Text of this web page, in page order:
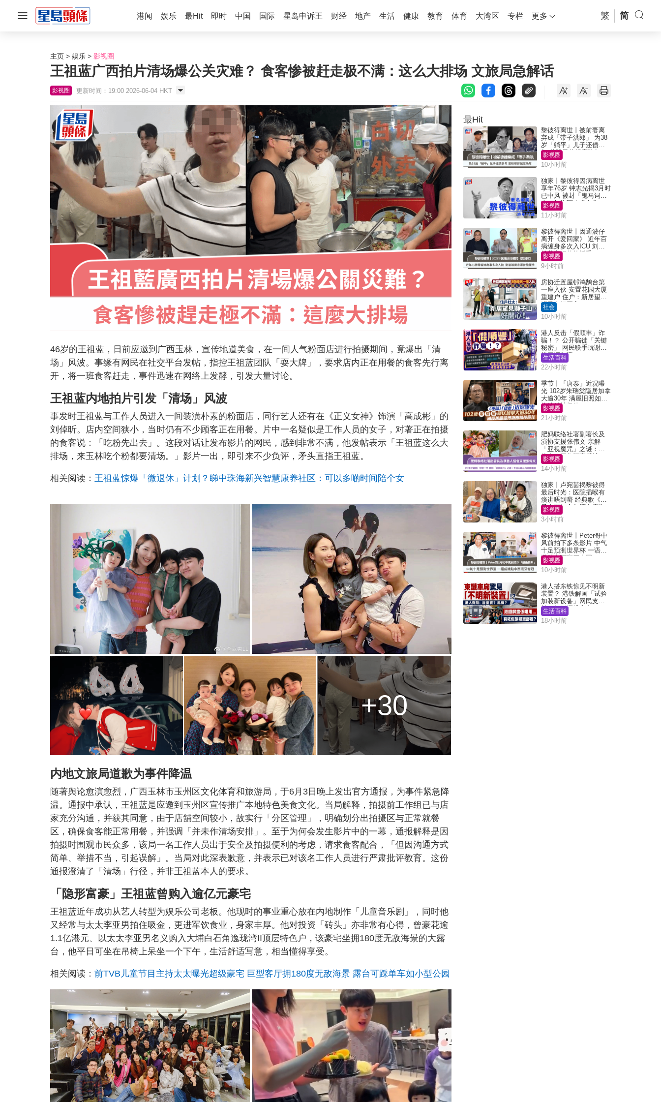
港闻 娱乐 最Hit 即时 中国 国际 星岛申诉王 财经 地产 生活 健康 教育 体育 大湾区 专栏 更多 繁 简
主页 娱乐 影视圈
王祖蓝广西拍片清场爆公关灾难？ 食客惨被赶走极不满：这么大排场 文旅局急解话
影视圈 更新时间：19:00 2026-06-04 HKT
46岁的王祖蓝，日前应邀到广西玉林，宣传地道美食，在一间人气粉面店进行拍摄期间，竟爆出「清
场」风波。事缘有网民在社交平台发帖，指控王祖蓝团队「耍大牌」，要求店内正在用餐的食客先行离
开，将一班食客赶走，事件迅速在网络上发酵，引发大量讨论。
王祖蓝内地拍片引发「清场」风波
事发时王祖蓝与工作人员进入一间装潢朴素的粉面店，同行艺人还有在《正义女神》饰演「高成彬」的
刘倬昕。店内空间狭小，当时仍有不少顾客正在用餐。片中一名疑似是工作人员的女子，对著正在拍摄
的食客说：「吃粉先出去」。这段对话让发布影片的网民，感到非常不满，他发帖表示「王祖蓝这么大
排场，来玉林吃个粉都要清场。」影片一出，即引来不少负评，矛头直指王祖蓝。
相关阅读： 王祖蓝惊爆「微退休」计划？睇中珠海新兴智慧康养社区：可以多啲时间陪个女
+30
内地文旅局道歉为事件降温
随著舆论愈演愈烈，广西玉林市玉州区文化体育和旅游局，于6月3日晚上发出官方通报，为事件紧急降
温。通报中承认，王祖蓝是应邀到玉州区宣传推广本地特色美食文化。当局解释，拍摄前工作组已与店
家充分沟通，并获其同意，由于店舖空间较小，故实行「分区管理」，明确划分出拍摄区与正常就餐
区，确保食客能正常用餐，并强调「并未作清场安排」。至于为何会发生影片中的一幕，通报解释是因
拍摄时围观市民众多，该局一名工作人员出于安全及拍摄便利的考虑，请求食客配合，「但因沟通方式
简单、举措不当，引起误解」。当局对此深表歉意，并表示已对该名工作人员进行严肃批评教育。这份
通报澄清了「清场」行径，并非王祖蓝本人的要求。
「隐形富豪」王祖蓝曾购入逾亿元豪宅
王祖蓝近年成功从艺人转型为娱乐公司老板。他现时的事业重心放在内地制作「儿童音乐剧」，同时他
又经常与太太李亚男拍住吸金，更进军饮食业，身家丰厚。他对投资「砖头」亦非常有心得，曾豪花逾
1.1亿港元、以太太李亚男名义购入大埔白石角逸珑湾II顶层特色户，该豪宅坐拥180度无敌海景的大露
台，他平日可坐在吊椅上呆坐一个下午，生活舒适写意，相当懂得享受。
相关阅读： 前TVB儿童节目主持太太曝光超级豪宅 巨型客厅拥180度无敌海景 露台可踩单车如小型公园
最Hit
黎彼得离世丨被前妻离
弃成「带子洪郎」 为38
岁「躺平」儿子还债多
年 曾盼寻伴侣度晚年
影视圈
10小时前
独家丨黎彼得因病离世
享年76岁 钟志光揭3月时
已中风 被封「鬼马词
人」与许冠杰多合作
影视圈
11小时前
黎彼得离世丨因通波仔
离开《爱回家》 近年百
病缠身多次入ICU 刘銮
雄黄宗泽曾施援手
影视圈
9小时前
房协迁置屋邨鸿鹄台第
一座入伙 安置花园大厦
重建户 住户：新居望见
狮子山好开心！
社会
10小时前
港人反击「假顺丰」诈
骗！？ 公开骗徒「关键
秘密」 网民联手玩谢：
练习缅甸语
生活百科
22小时前
季节丨「唐泰」近况曝
光 102岁朱瑞棠隐居加拿
大逾30年 满屋旧照如博
物馆精神极佳
影视圈
21小时前
肥妈联络社署副署长及
演协支援张伟文 亲解
「亚视魔咒」之谜：有
信心铁三角评审继续
影视圈
14小时前
独家丨卢宛茵揭黎彼得
最后时光：医院插喉有
痰讲唔到嘢 经典歌《浪
子心声》金句源自庙街
睇相佬
影视圈
3小时前
黎彼得离世丨Peter哥中
风前拍下多条影片 中气
十足预测世界杯 一语成
谶贴中西班牙夺冠
影视圈
10小时前
港人搭东铁惊见不明新
装置？ 港铁解画「试验
加装新设备」网民支
持：好似呢排先有
生活百科
18小时前